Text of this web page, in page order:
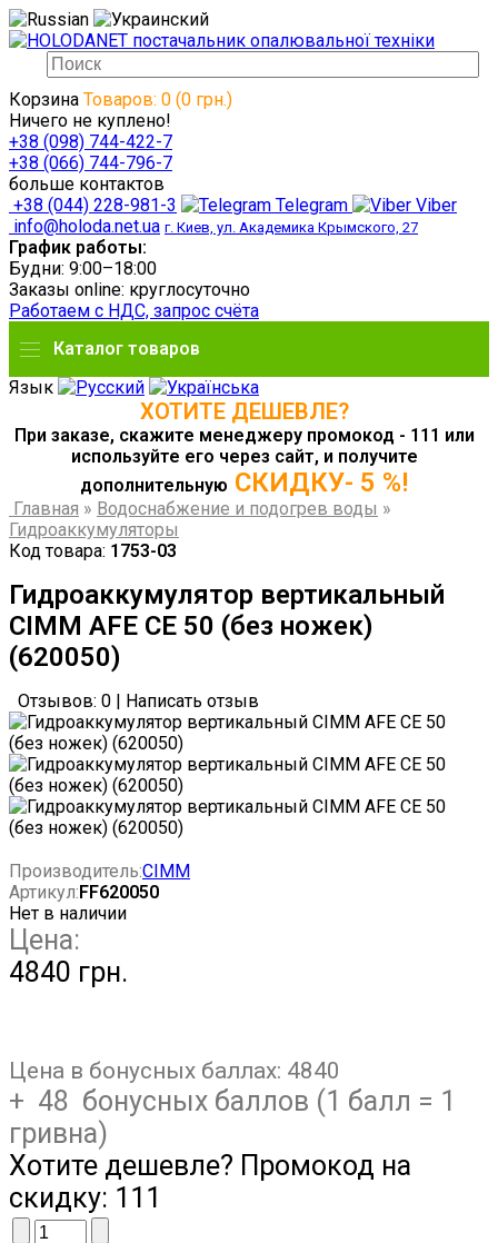
Корзина Товаров: 0 (0 грн.)
Ничего не куплено!
+38 (098) 744-422-7
+38 (066) 744-796-7
больше контактов
+38 (044) 228-981-3
Telegram
Viber
info@holoda.net.ua г. Киев, ул. Академика Крымского, 27
График работы:
Будни: 9:00–18:00
Заказы online: круглосуточно
Работаем с НДС, запрос счёта
Каталог товаров
Язык
ХОТИТЕ ДЕШЕВЛЕ?
При заказе, скажите менеджеру промокод - 111 или
используйте его через сайт, и получите
дополнительную СКИДКУ- 5 %!
Главная » Водоснабжение и подогрев воды »
Гидроаккумуляторы
Код товара: 1753-03
Гидроаккумулятор вертикальный
CIMM AFE CE 50 (без ножек)
(620050)
Отзывов: 0 Написать отзыв
Производитель:CIMM
Артикул: FF620050
Нет в наличии
Цена:
4840 грн.
Цена в бонусных баллах: 4840
+ 48 бонусных баллов (1 балл = 1
гривна)
Хотите дешевле? Промокод на
скидку: 111